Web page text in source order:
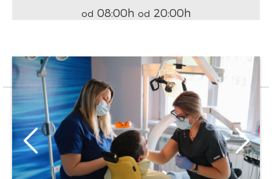
od 08:00h od 20:00h